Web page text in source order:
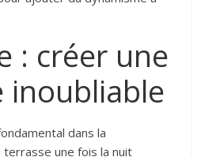
: créer une
inoubliable
dans la
une fois la nuit